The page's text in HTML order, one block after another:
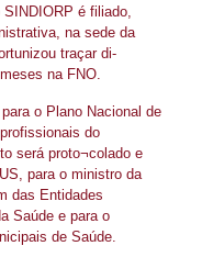
é filiado,
na sede da
traçar di-
na FNO.
o Plano Nacional de
do
será proto¬colado e
para o ministro da
das Entidades
Saúde e para o
de Saúde.